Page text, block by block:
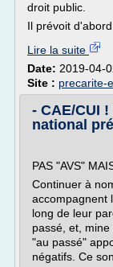
droit public.
Il prévoit
Lire la suite
Date: 2019-04-
Site : precarite-
- CAE/CUI
national
PAS "AVS"
Continuer à
accompagnent
long de leur
passé, et,
"au passé"
négatifs. Ce